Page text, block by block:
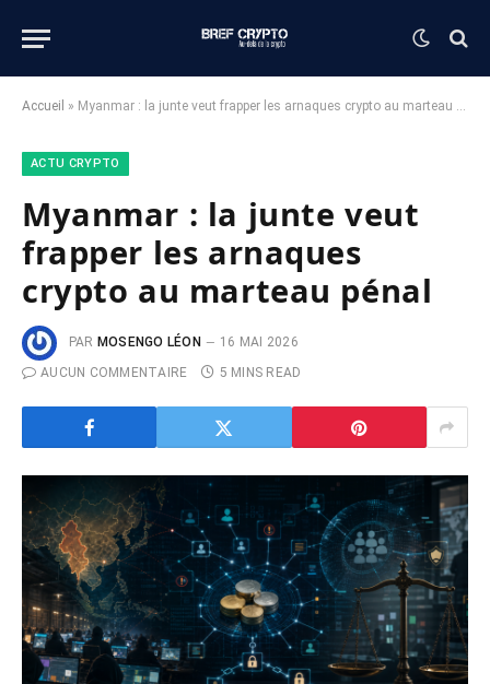
Accueil » Myanmar : la junte veut frapper les arnaques crypto au marteau pénal
ACTU CRYPTO
Myanmar : la junte veut
frapper les arnaques
crypto au marteau pénal
PAR MOSENGO LÉON
16 MAI 2026
AUCUN COMMENTAIRE
5 MINS READ